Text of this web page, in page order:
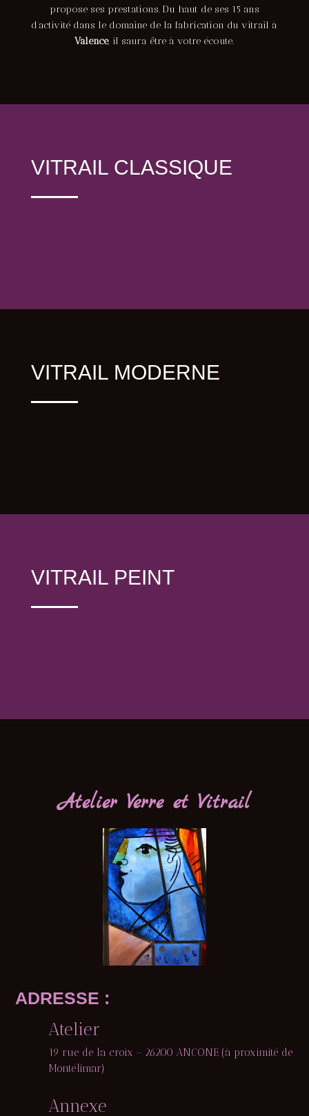
propose ses prestations. Du haut de ses 15 ans
d’activité dans le domaine de la fabrication du vitrail à
Valence, il saura être à votre écoute.
VITRAIL CLASSIQUE
VITRAIL MODERNE
VITRAIL PEINT
Atelier Verre et Vitrail
ADRESSE :
Atelier
19 rue de la croix – 26200 ANCONE (à proximité de
Montélimar)
Annexe